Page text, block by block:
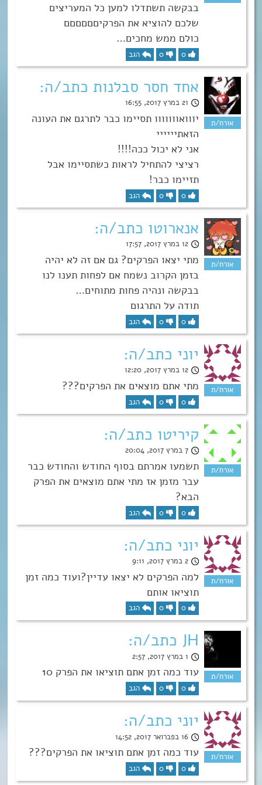
בבקשה תשתדלו למען כל המעריצים
שלכם להוציא את הפרקיםםםםםם
כולם ממש מחכים…
0
0 הגב
אחד חסר סבלנות כתב/ה:
21 במרץ 2017, 16:55
יווואווווווו תסיימו כבר לתרגם את העונה
הזאתיייייי
אני לא יכול ככה!!!!
רציצי להתחיל לראות כשתסיימו אבל
תזיימו כבר!
0
0 הגב
אנארוטו כתב/ה:
12 במרץ 2017, 17:57
מתי יצאו הפרקים? גם אם זה לא יהיה
בזמן הקרוב נשמח אם לפחות תענו לנו
בבקשה ונהיה פחות מתוחים…
תודה על התרגום
0
0 הגב
יוני כתב/ה:
12 במרץ 2017, 12:20
מתי אתם מוצאים את הפרקים???
0
0 הגב
קיריטו כתב/ה:
7 במרץ 2017, 20:04
תשמעו אמרתם בסוף החודש והחודש כבר
עבר מזמן אז מתי אתם מוצאים את הפרק
הבא?
0
0 הגב
יוני כתב/ה:
2 במרץ 2017, 9:11
למה הפרקים לא יצאו עדיין?ועוד כמה זמן
תוציאו אותם
0
0 הגב
JH כתב/ה:
1 במרץ 2017, 2:57
עוד כמה זמן אתם תוציאו את הפרק 10
0
0 הגב
יוני כתב/ה:
16 בפברואר 2017, 14:52
עוד כמה זמן אתם תוציאו את הפרקים???
0
0 הגב